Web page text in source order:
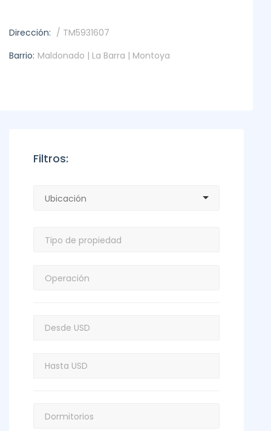
Dirección: / TM5931607
Barrio: Maldonado | La Barra | Montoya
Filtros: